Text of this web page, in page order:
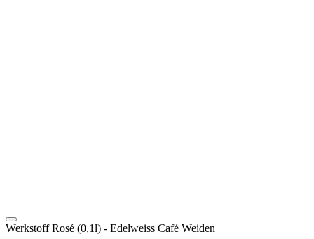
Werkstoff Rosé (0,1l) - Edelweiss Café Weiden